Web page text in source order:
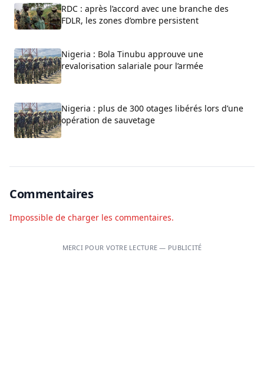
RDC : après l’accord avec une branche des
FDLR, les zones d’ombre persistent
Nigeria : Bola Tinubu approuve une
revalorisation salariale pour l’armée
Nigeria : plus de 300 otages libérés lors d’une
opération de sauvetage
Commentaires
Impossible de charger les commentaires.
MERCI POUR VOTRE LECTURE — PUBLICITÉ